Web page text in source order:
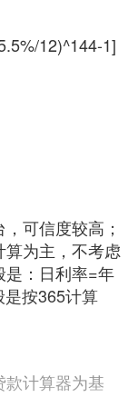
12)^144-1]
可信度较高；
为主，不考虑
是：日利率=年
按365计算
计算器为基